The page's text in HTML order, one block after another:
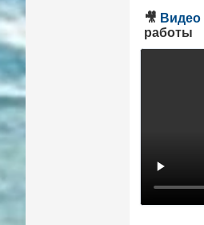
🎥 Видео
работы